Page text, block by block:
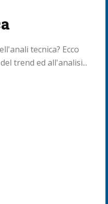
tecnica? Ecco
trend ed all'analisi...